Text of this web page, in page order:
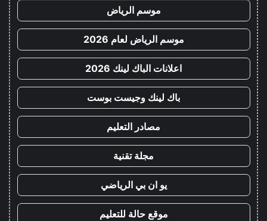
موسم الرياض
موسم الرياض لعام 2026
اعلانات الباك لينك 2026
باك لينك وجيست بوست
مصادر التعليم
مجلة تقنية
يو ان بي الرياضي
موقع حالة للتعليم